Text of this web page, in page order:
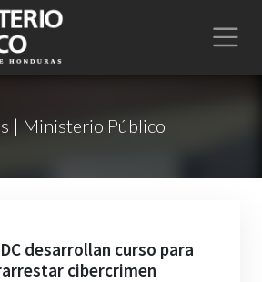
| Ministerio Público
desarrollan curso para
cibercrimen